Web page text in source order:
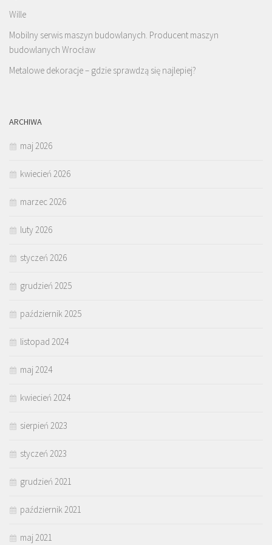
Wille
Mobilny serwis maszyn budowlanych. Producent maszyn
budowlanych Wrocław
Metalowe dekoracje – gdzie sprawdzą się najlepiej?
ARCHIWA
maj 2026
kwiecień 2026
marzec 2026
luty 2026
styczeń 2026
grudzień 2025
październik 2025
listopad 2024
maj 2024
kwiecień 2024
sierpień 2023
styczeń 2023
grudzień 2021
październik 2021
maj 2021